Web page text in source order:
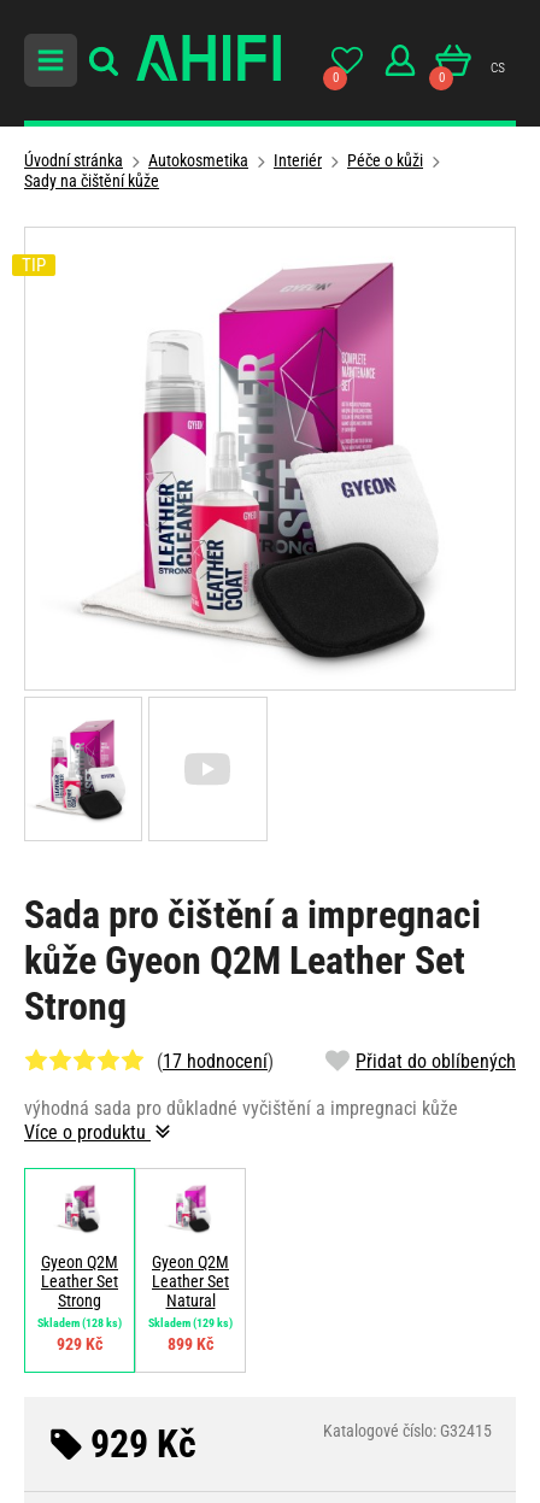
0 0
cs
Úvodní stránka Autokosmetika Interiér
Péče o kůži
Sady na čištění kůže
Sada pro čištění a impregnaci
kůže Gyeon Q2M Leather Set
Strong
(17 hodnocení) Přidat do oblíbených
výhodná sada pro důkladné vyčištění a impregnaci kůže
Více o produktu
Gyeon Q2M
Leather Set
Strong
Skladem(128 ks)
929 Kč
Gyeon Q2M
Leather Set
Natural
Skladem(129 ks)
899 Kč
929 Kč Katalogové číslo: G32415
TIP